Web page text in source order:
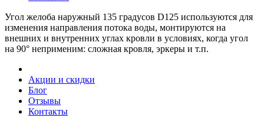
Угол желоба наружный 135 градусов D125 используются для
изменения направления потока воды, монтируются на
внешних и внутренних углах кровли в условиях, когда угол
на 90° неприменим: сложная кровля, эркеры и т.п.
Акции и скидки
Блог
Отзывы
Контакты